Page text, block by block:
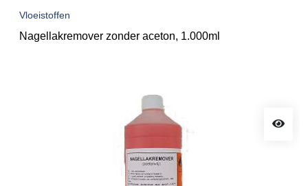
Vloeistoffen
Nagellakremover zonder aceton, 1.000ml